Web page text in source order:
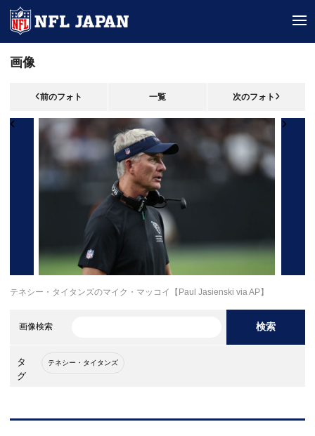
画像
前のフォト 一覧 次のフォト
テネシー・タイタンズのマイク・マッコイ【Paul Jasienski via AP】
画像検索 検索
タ
グ
テネシー・タイタンズ